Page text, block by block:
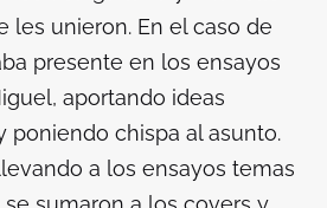
les unieron. En el caso de
presente en los ensayos
aportando ideas
poniendo chispa al asunto.
a los ensayos temas